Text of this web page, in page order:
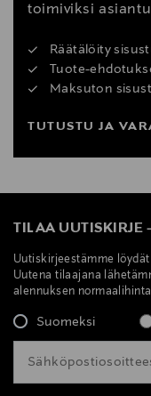
toimiviksi
Räätälöity
Tuote-
Maksuton
TUTUSTU JA
TILAA UUTISKIRJE
Uutiskirjeestämme
Uutena tilaajana
alennuksen
Suomeksi